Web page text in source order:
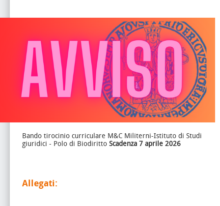
Bando tirocinio curriculare M&C Militerni-Istituto di Studi
giuridici - Polo di Biodiritto Scadenza 7 aprile 2026
Allegati: